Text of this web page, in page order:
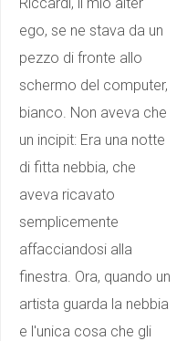
ego, se ne stava da un
pezzo di fronte allo
schermo del computer,
bianco. Non aveva che
un incipit: Era una notte
di fitta nebbia, che
aveva ricavato
semplicemente
affacciandosi alla
finestra. Ora, quando un
artista guarda la nebbia
e l'unica cosa che gli